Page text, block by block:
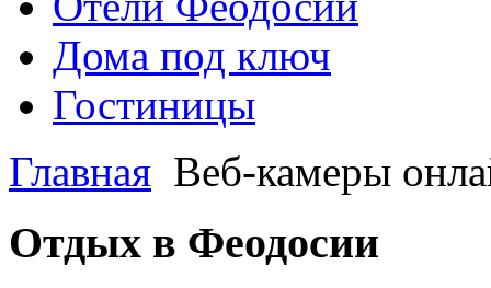
Дома под ключ
Гостиницы
Главная Веб-камеры
Отдых в Феодосии